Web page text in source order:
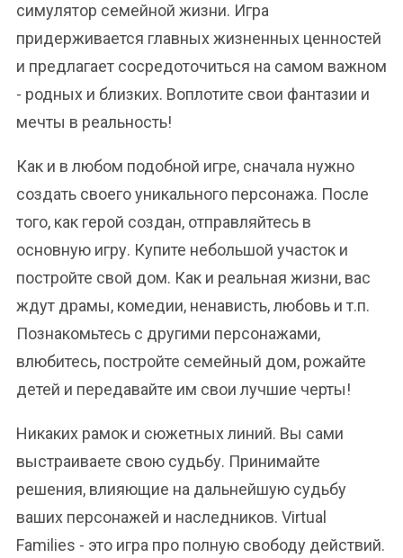
симулятор семейной жизни. Игра
придерживается главных жизненных ценностей
и предлагает сосредоточиться на самом важном
- родных и близких. Воплотите свои фантазии и
мечты в реальность!
Как и в любом подобной игре, сначала нужно
создать своего уникального персонажа. После
того, как герой создан, отправляйтесь в
основную игру. Купите небольшой участок и
постройте свой дом. Как и реальная жизни, вас
ждут драмы, комедии, ненависть, любовь и т.п.
Познакомьтесь с другими персонажами,
влюбитесь, постройте семейный дом, рожайте
детей и передавайте им свои лучшие черты!
Никаких рамок и сюжетных линий. Вы сами
выстраиваете свою судьбу. Принимайте
решения, влияющие на дальнейшую судьбу
ваших персонажей и наследников. Virtual
Families - это игра про полную свободу действий.